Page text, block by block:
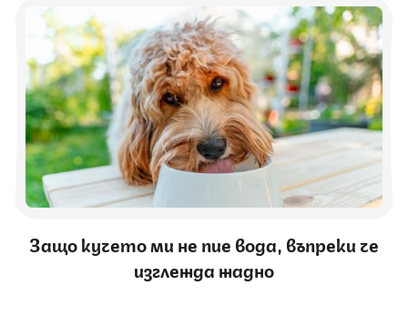
Защо кучето ми не пие вода, въпреки че
изглежда жадно